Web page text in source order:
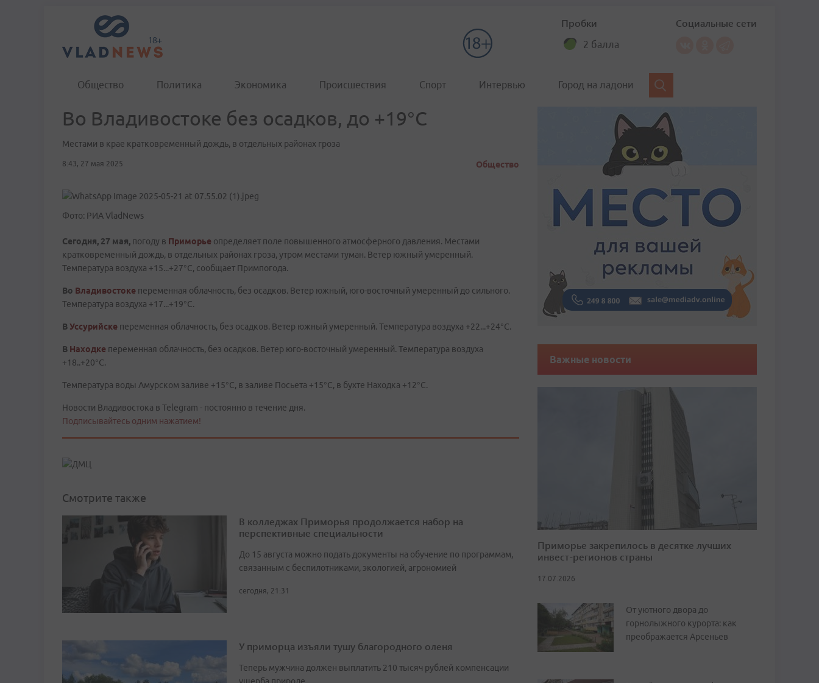
Пробки
2 балла
Социальные сети
Общество Политика Экономика Происшествия Спорт Интервью Город на ладони
Во Владивостоке без осадков, до +19°C
Местами в крае кратковременный дождь, в отдельных районах гроза
8:43, 27 мая 2025 Общество
Фото: РИА VladNews
Сегодня, 27 мая, погоду в Приморье определяет поле повышенного атмосферного давления. Местами
кратковременный дождь, в отдельных районах гроза, утром местами туман. Ветер южный умеренный.
Температура воздуха +15...+27°C, сообщает Примпогода.
Во Владивостоке переменная облачность, без осадков. Ветер южный, юго-восточный умеренный до сильного.
Температура воздуха +17...+19°C.
ВУссурийске переменная облачность, без осадков. Ветер южный умеренный. Температура воздуха +22...+24°C.
В Находке переменная облачность, без осадков. Ветер юго-восточный умеренный. Температура воздуха
+18..+20°C.
Температура воды Амурском заливе +15°C, в заливе Посьета +15°C, в бухте Находка +12°C.
Новости Владивостока в Telegram - постоянно в течение дня.
Подписывайтесь одним нажатием!
Смотрите также
В колледжах Приморья продолжается набор на
перспективные специальности
До 15 августа можно подать документы на обучение по программам,
связанным с беспилотниками, экологией, агрономией
сегодня, 21:31
У приморца изъяли тушу благородного оленя
Теперь мужчина должен выплатить 210 тысяч рублей компенсации
Важные новости
Приморье закрепилось в десятке лучших
инвест-регионов страны
17.07.2026
От уютного двора до
горнолыжного курорта: как
преображается Арсеньев